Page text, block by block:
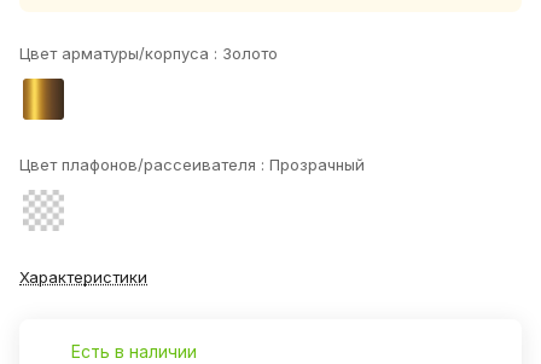
Цвет арматуры/корпуса : Золото
Цвет плафонов/рассеивателя : Прозрачный
Характеристики
Есть в наличии